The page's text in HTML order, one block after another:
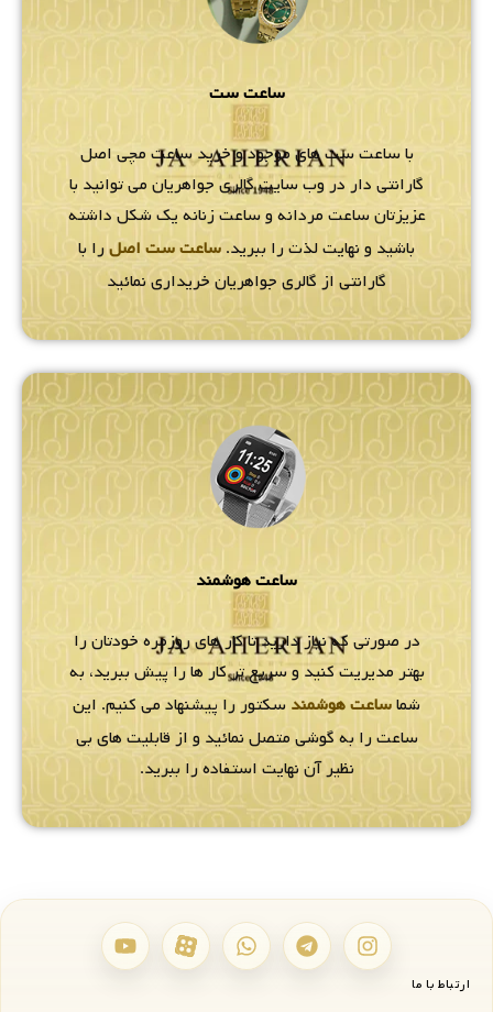
ساعت ست
با ساعت ست های موجود و خرید ساعت مچی اصل
گارانتی دار در وب سایت گالری جواهریان می توانید با
عزیزتان ساعت مردانه و ساعت زنانه یک شکل داشته
باشید و نهایت لذت را ببرید.ساعت ست اصلرا با
گارانتی از گالری جواهریان خریداری نمائید
ساعت هوشمند
در صورتی که نیاز دارید تا کار های روزمره خودتان را
بهتر مدیریت کنید و سریع تر کار ها را پیش ببرید، به
شماساعت هوشمند سکتور را پیشنهاد می کنیم. این
ساعت را به گوشی متصل نمائید و از قابلیت های بی
نظیر آن نهایت استفاده را ببرید.
ارتباط با ما